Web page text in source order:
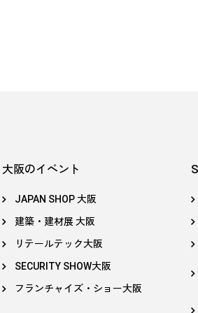
大阪のイベント
JAPAN SHOP 大阪
建築・建材展 大阪
リテールテック大阪
SECURITY SHOW大阪
フランチャイズ・ショー大阪